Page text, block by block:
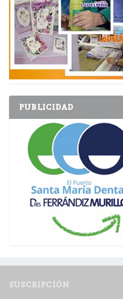
PUBLICIDAD
SUSCRIPCIÓN